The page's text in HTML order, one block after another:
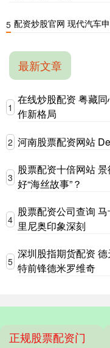
5 配资炒股官网 现代汽车
最新文章
1
在线炒股配资 粤藏同
作新格局
2 河南股票配资网站
3
股票配资十倍网站
好“海丝故事”？
4
股票配资公司查询
里尼奥印象深刻
5
深圳股指期货配资
特前锋德米罗维奇
正规股票配资门